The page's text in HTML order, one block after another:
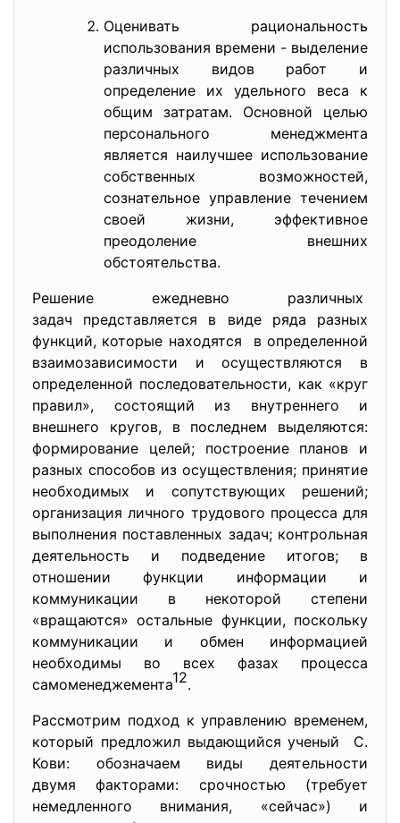
Оценивать рациональность
использования времени - выделение
различных видов работ и
определение их удельного веса к
общим затратам. Основной целью
персонального менеджмента
является наилучшее использование
собственных возможностей,
сознательное управление течением
своей жизни, эффективное
преодоление внешних
обстоятельства.
Решение ежедневно различных
задач представляется в виде ряда разных
функций, которые находятся в определенной
взаимозависимости и осуществляются в
определенной последовательности, как «круг
правил», состоящий из внутреннего и
внешнего кругов, в последнем выделяются:
формирование целей; построение планов и
разных способов из осуществления; принятие
необходимых и сопутствующих решений;
организация личного трудового процесса для
выполнения поставленных задач; контрольная
деятельность и подведение итогов; в
отношении функции информации и
коммуникации в некоторой степени
«вращаются» остальные функции, поскольку
коммуникации и обмен информацией
необходимы во всех фазах процесса
самоменеджемента12.
Рассмотрим подход к управлению временем,
который предложил выдающийся ученый С.
Кови: обозначаем виды деятельности
двумя факторами: срочностью (требует
немедленного внимания, «сейчас») и